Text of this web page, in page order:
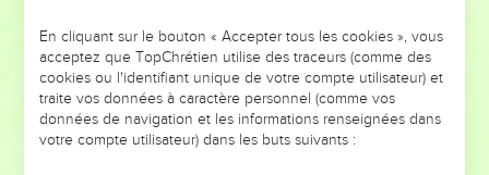
NE MANQUEZ PAS L’ÉVÉNEMENT
DE L’ANNÉE !
ET SI LEURS ERREURS POUVAIENT VOUS ÉVITER LES
VOTRES ?
En cliquant sur le bouton « Accepter tous les cookies », vous
acceptez que TopChrétien utilise des traceurs (comme des
cookies ou l'identifiant unique de votre compte utilisateur) et
traite vos données à caractère personnel (comme vos
données de navigation et les informations renseignées dans
votre compte utilisateur) dans les buts suivants :